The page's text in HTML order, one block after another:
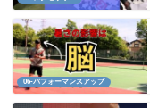
06-パフォーマンスアップ